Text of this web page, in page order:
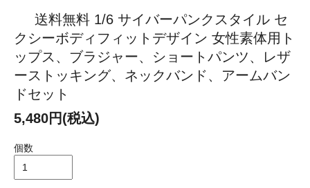
送料無料 1/6 サイバーパンクスタイル セ
クシーボディフィットデザイン 女性素体用ト
ップス、ブラジャー、ショートパンツ、レザ
ーストッキング、ネックバンド、アームバン
ドセット
5,480円(税込)
個数